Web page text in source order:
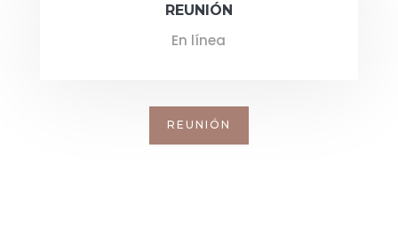
REUNIÓN
En línea
REUNIÓN